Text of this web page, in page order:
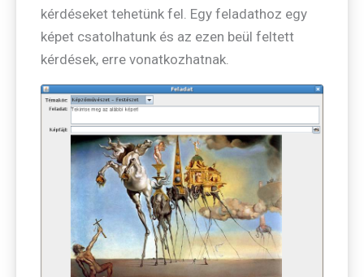
kérdéseket tehetünk fel. Egy feladathoz egy
képet csatolhatunk és az ezen beül feltett
kérdések, erre vonatkozhatnak.